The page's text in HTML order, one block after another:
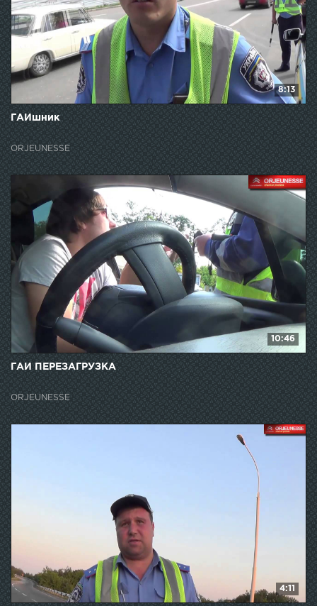
8:13
ГАИшник
ORJEUNESSE
10:46
ГАИ ПЕРЕЗАГРУЗКА
ORJEUNESSE
4:11